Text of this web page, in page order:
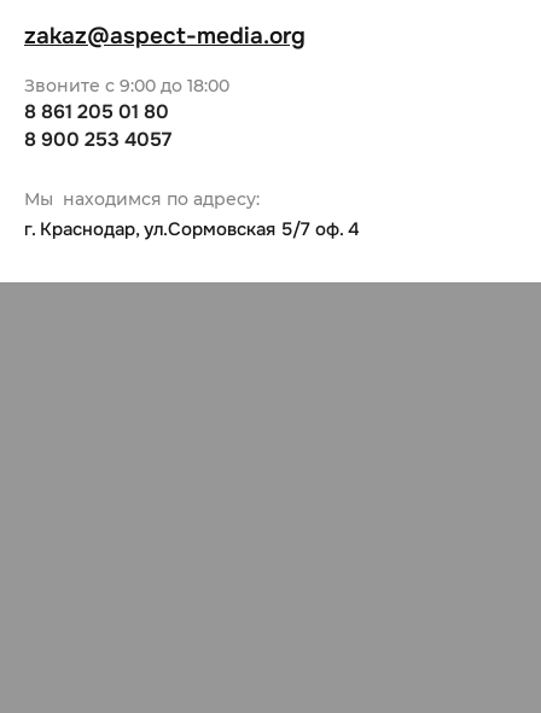
Мы находимся по адресу:
г. Краснодар, ул.Сормовская 5/7 оф. 4
Звоните с 9:00 до 18:00
8 861 205 01 80
8 900 253 4057
zakaz@aspect-media.org